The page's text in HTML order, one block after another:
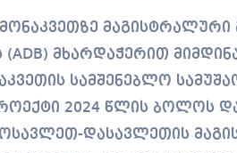
მაგისტრალური
(ADB) მხარდაჭერით
სამშენებლო
2024 წლის ბოლოს
დასავლეთის